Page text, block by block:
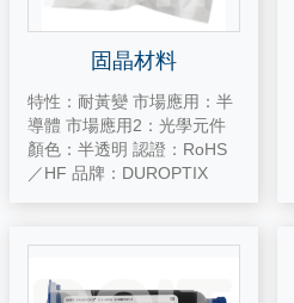
固晶材料
特性：耐黃變 市場應用：半
導體 市場應用2：光學元件
顏色：半透明 認證：RoHS
／HF 品牌：DUROPTIX